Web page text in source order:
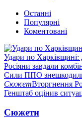
Останні
Популярні
Коментовані
Удари по Харківщині:
Росіяни завдали
Сили ППО
СюжетВторгнення
Генштаб оцінив
Сюжети